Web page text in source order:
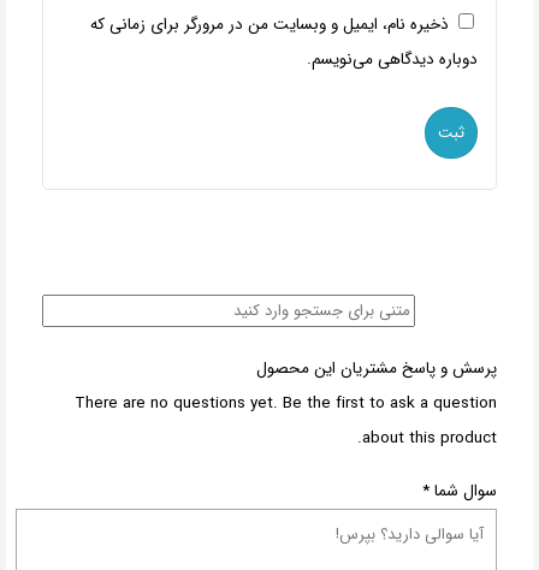
ذخیره نام، ایمیل و وبسایت من در مرورگر برای زمانی که
دوباره دیدگاهی می‌نویسم.
پرسش و پاسخ مشتریان این محصول
There are no questions yet. Be the first to ask a question
about this product.
سوال شما*